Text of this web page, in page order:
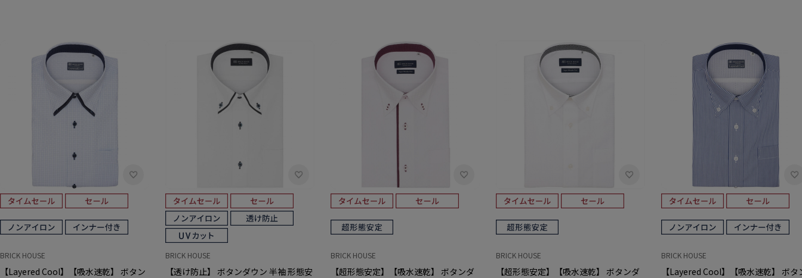
BRICK HOUSE
【Layered Cool】【吸水速乾】 ボタン
BRICK HOUSE
【透け防止】 ボタンダウン 半袖 形態安
BRICK HOUSE
【超形態安定】【吸水速乾】 ボタンダ
BRICK HOUSE
【超形態安定】【吸水速乾】 ボタンダ
BRICK HOUSE
【Layered Cool】【吸水速乾】 ボタ